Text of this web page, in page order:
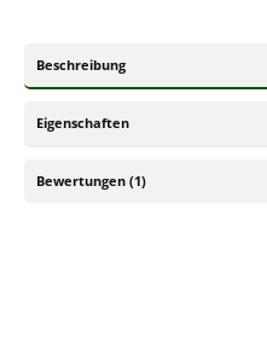
Beschreibung
Eigenschaften
Bewertungen (1)